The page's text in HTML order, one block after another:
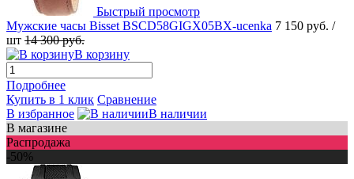
Быстрый просмотр
Мужские часы Bisset BSCD58GIGX05BX-ucenka 7 150 руб. /
шт 14 300 руб.
В корзину
Подробнее
Купить в 1 клик Сравнение
В избранное
В наличии
В магазине
Распродажа
-50%